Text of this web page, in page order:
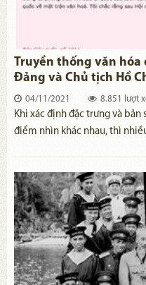
Truyền thống văn hóa
Đảng và Chủ tịch Hồ
04/11/2021 8.851 lượt
Khi xác định đặc trưng và bản
điểm nhìn khác nhau, thì
ngay thẳng, tình nghĩa, hòa